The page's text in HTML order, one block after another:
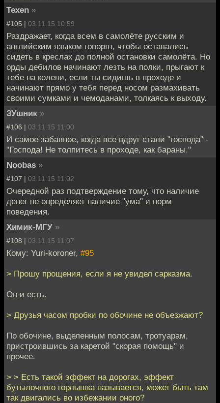
Texen »
#105 | 03.11.15 10:59
Раздражает, когда всем в самолёте русским и
английским языком говорят, чтобы оставались
сидеть в креслах до полной остановки самолёта. Но
орды дебилов начинают лезть на полки, прыгают к
тебе на колени, если ты сидишь в проходе и
начинают прямо у тебя перед носом размахивать
своими сумками и чемоданами, толкаясь к выходу.
ЗУшник »
#106 | 03.11.15 11:00
И самое забавное, когда все вдруг стали "господа" -
"Господа! Не толпитесь в проходе, как бараны."
Noobas »
#107 | 03.11.15 11:02
Очередной раз подтверждение тому, что наличие
денег не определяет наличие "ума" и норм
поведения.
Химик-МГУ »
#108 | 03.11.15 11:07
Кому: Yuri-koroner, #95
> Прошу прощения, если я не увидел сарказма.
Он и есть.
> Друзья часом пробки по обочине не объезжают?
По обочине, выделенным полосам, тротуарам,
пристроившись за каретой "скорая помощь" и
прочее.
> > Есть такой эффект на дорогах, эффект
бутылочного горлышка называется, может быть там
так двигались во избежании оного?